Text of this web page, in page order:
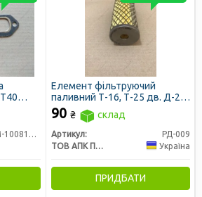
Д37М-1008170Б-Р
Елемент фільтруючий
паливний Т-16, Т-25 дв. Д-21
до 1994 р.в. (ПростоФільтри)
90 ₴ склад
Артикул:
РД-009
ТОВ АПК ПростоФільтри
Україна
ПРИДБАТИ